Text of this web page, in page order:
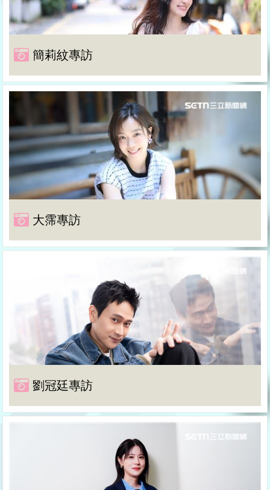
簡莉紋專訪
大霈專訪
劉冠廷專訪